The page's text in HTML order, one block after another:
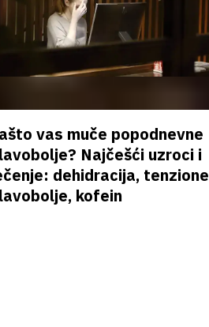
vas muče popodnevne
Najčešći uzroci i
dehidracija, tenzione
kofein